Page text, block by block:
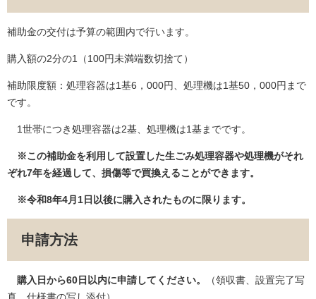
補助金の交付は予算の範囲内で行います。
購入額の2分の1（100円未満端数切捨て）
補助限度額：処理容器は1基6，000円、処理機は1基50，000円まで
です。
1世帯につき処理容器は2基、処理機は1基までです。
※この補助金を利用して設置した生ごみ処理容器や処理機がそれ
ぞれ7年を経過して、損傷等で買換え ることができます。
※令和8年4月1日以後に購入されたものに限ります。
申請方法
購入日から60日以内に申請してください。
（領収書、設置完了写